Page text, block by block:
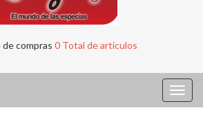
compras 0 Total de artículos